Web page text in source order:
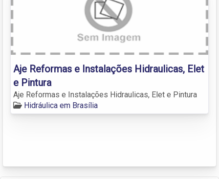
Aje Reformas e Instalações Hidraulicas, Elet
e Pintura
Aje Reformas e Instalações Hidraulicas, Elet e Pintura
Hidráulica em Brasília